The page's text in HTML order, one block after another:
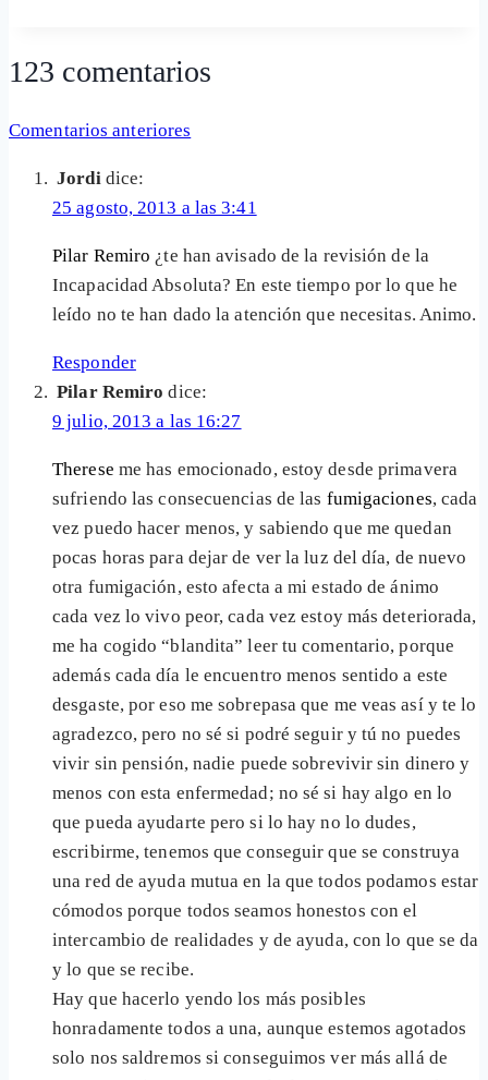
123 comentarios
Navegación
de
comentarios
Comentarios anteriores
Jordi dice:
25 agosto, 2013 a las 3:41
Pilar Remiro ¿te han avisado de la revisión de la
Incapacidad Absoluta? En este tiempo por lo que he
leído no te han dado la atención que necesitas. Animo.
Responder
Pilar Remiro dice:
9 julio, 2013 a las 16:27
Therese me has emocionado, estoy desde primavera
sufriendo las consecuencias de las fumigaciones, cada
vez puedo hacer menos, y sabiendo que me quedan
pocas horas para dejar de ver la luz del día, de nuevo
otra fumigación, esto afecta a mi estado de ánimo
cada vez lo vivo peor, cada vez estoy más deteriorada,
me ha cogido “blandita” leer tu comentario, porque
además cada día le encuentro menos sentido a este
desgaste, por eso me sobrepasa que me veas así y te lo
agradezco, pero no sé si podré seguir y tú no puedes
vivir sin pensión, nadie puede sobrevivir sin dinero y
menos con esta enfermedad; no sé si hay algo en lo
que pueda ayudarte pero si lo hay no lo dudes,
escribirme, tenemos que conseguir que se construya
una red de ayuda mutua en la que todos podamos estar
cómodos porque todos seamos honestos con el
intercambio de realidades y de ayuda, con lo que se da
y lo que se recibe.
Hay que hacerlo yendo los más posibles
honradamente todos a una, aunque estemos agotados
solo nos saldremos si conseguimos ver más allá de